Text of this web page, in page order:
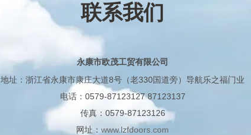
联系我们
永康市欧茂工贸有限公司
地址：浙江省永康市康庄大道8号（老330国道旁）导航乐之福门业
电话：0579-87123127 87123137
传真：0579-87123126
网址： www.lzfdoors.com